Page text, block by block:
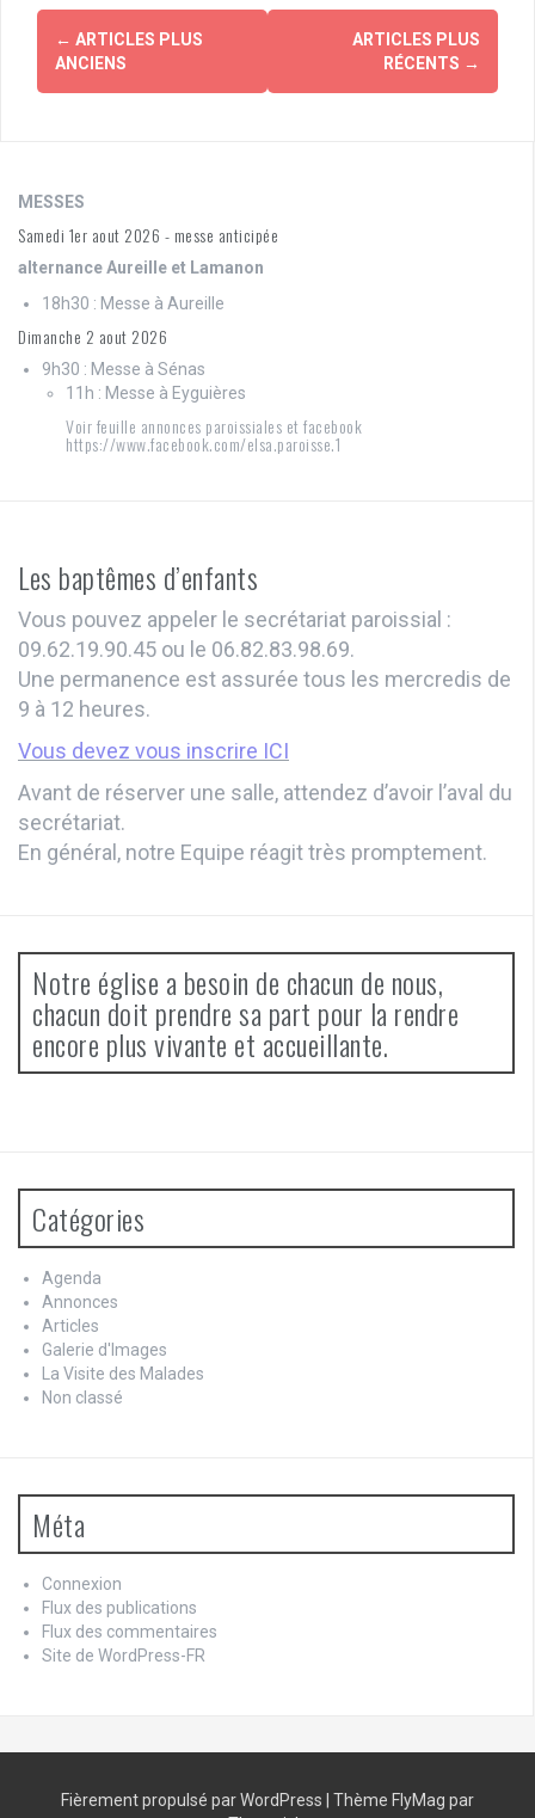
Navigation
des
← ARTICLES PLUS
ANCIENS
ARTICLES PLUS
RÉCENTS →
MESSES
Samedi 1er aout 2026 - messe anticipée
alternance Aureille et Lamanon
18h30 : Messe à Aureille
Dimanche 2 aout 2026
9h30 : Messe à Sénas
11h : Messe à Eyguières
Voir feuille annonces paroissiales et facebook
https://www.facebook.com/elsa.paroisse.1
Les baptêmes d’enfants
Vous pouvez appeler le secrétariat paroissial :
09.62.19.90.45 ou le 06.82.83.98.69.
Une permanence est assurée tous les mercredis de
9 à 12 heures.
Vous devez vous inscrire ICI
Avant de réserver une salle, attendez d’avoir l’aval du
secrétariat.
En général, notre Equipe réagit très promptement.
Notre église a besoin de chacun de nous,
chacun doit prendre sa part pour la rendre
encore plus vivante et accueillante.
Catégories
Agenda
Annonces
Articles
Galerie d'Images
La Visite des Malades
Non classé
Méta
Connexion
Flux des publications
Flux des commentaires
Site de WordPress-FR
Fièrement propulsé par WordPress Thème FlyMag par